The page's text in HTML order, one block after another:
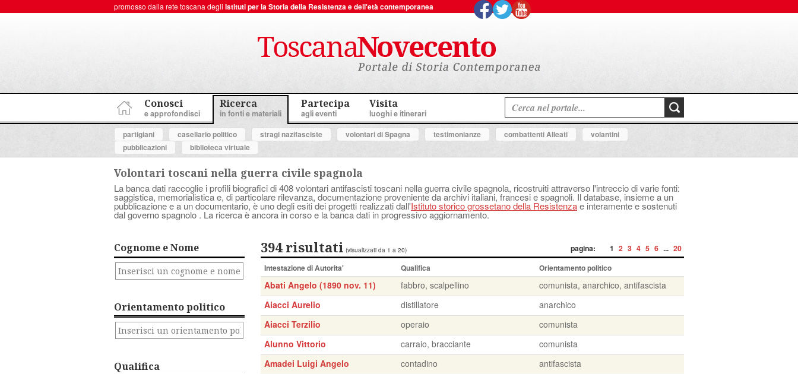
promosso dalla rete toscana degli Istituti per la Storia della Resistenza e dell'età contemporanea
Conosci
e approfondisci
Ricerca
in fonti e materiali
Partecipa
agli eventi
Visita
luoghi e itinerari
partigiani
casellario politico stragi nazifasciste volontari di Spagna testimonianze combattenti Alleati
volantini
pubblicazioni
biblioteca virtuale
Volontari toscani nella guerra civile spagnola
La banca dati raccoglie i profili biografici di 408 volontari antifascisti toscani nella guerra civile spagnola, ricostruiti attraverso l'intreccio di varie fonti:
saggistica, memorialistica e, di particolare rilevanza, documentazione proveniente da archivi italiani, francesi e spagnoli. Il database, insieme a un
pubblicazione e a un documentario, è uno degli esiti dei progetti realizzati dall'Istituto storico grossetano della Resistenzae interamente e sostenuti
dal governo spagnolo . La ricerca è ancora in corso e la banca dati in progressivo aggiornamento.
Cognome e Nome
Orientamento politico
Qualifica
pagina: 1 2 3 4 5 6 ... 20
394 risultati (visualizzati da 1 a 20)
Intestazione di Autorita' Qualifica Orientamento politico
Abati Angelo (1890 nov. 11) fabbro, scalpellino
comunista, anarchico, antifascista
Aiacci Aurelio
distillatore
anarchico
Aiacci Terzilio
operaio
comunista
Alunno Vittorio
carraio, bracciante
comunista
Amadei Luigi Angelo
contadino
antifascista